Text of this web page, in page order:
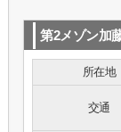
第2メゾン加
所在地
交通